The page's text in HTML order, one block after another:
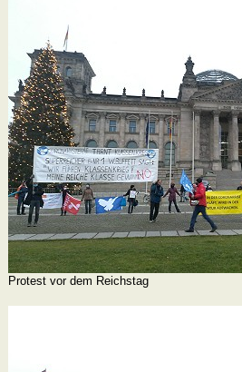
Protest vor dem Reichstag